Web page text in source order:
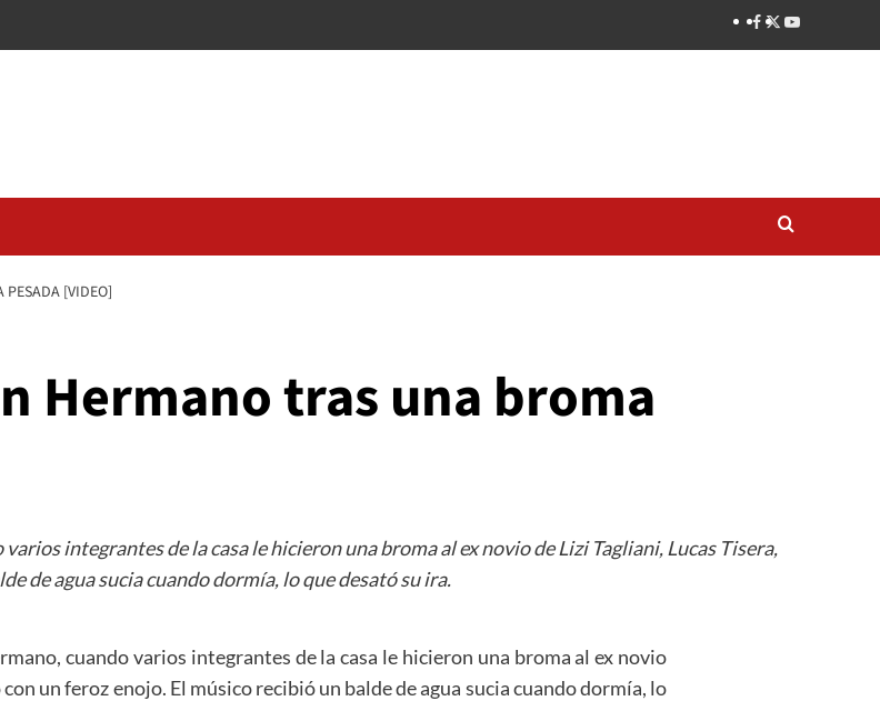
PESADA [VIDEO]
Hermano tras una broma
integrantes de la casa le hicieron una broma al ex novio de Lizi Tagliani, Lucas Tisera,
de agua sucia cuando dormía, lo que desató su ira.
cuando varios integrantes de la casa le hicieron una broma al ex novio
un feroz enojo. El músico recibió un balde de agua sucia cuando dormía, lo